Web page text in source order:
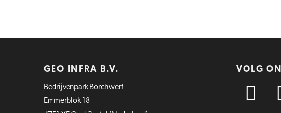
GEO INFRA B.V.
Bedrijvenpark Borchwerf
Emmerblok 18
VOLG